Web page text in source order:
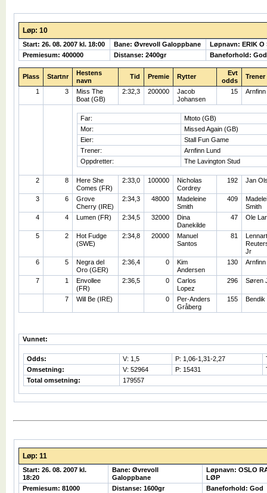
Løp: 10
Start: 26. 08. 2007 kl. 18:00 Bane: Øvrevoll Galoppbane
Løpnavn: ERIK O
Premiesum: 400000
Distanse: 2400gr Baneforhold: God
Plass Startnr
Hestens
navn
Tid Premie Rytter
Evt
odds
Trener
1 3
Miss The
Boat (GB)
2:32,3 200000
Jacob
Johansen
15 Arnfinn
Far:
Mtoto (GB)
Mor:
Missed Again (GB)
Eier:
Stall Fun Game
Trener:
Arnfinn Lund
Oppdretter:
The Lavington Stud
2 8
Here She
Comes (FR)
2:33,0 100000
Nicholas
Cordrey
192 Jan
3 6
Grove
Cherry (IRE)
2:34,3 48000
Madeleine
Smith
409
Smith
4
4 Lumen (FR) 2:34,5 32000
Dina
Danekilde
47 Ole
5 2
Hot Fudge
(SWE)
2:34,8 20000
Manuel
Santos
81
Lennart
Jr
6
5
Negra del
Oro (GER)
2:36,4 0
Kim
Andersen
130 Arnfinn
7 1
Envollee
(FR)
2:36,5 0
Carlos
Lopez
296 Søren
7 Will Be (IRE) 0
Per-Anders
Gråberg
155 Bendik
Vunnet:
Odds: V: 1,5 P: 1,06-1,31-2,27
Omsetning:
V: 52964 P: 15431
Total omsetning:
179557
Løp: 11
Start: 26. 08. 2007 kl.
18:20
Bane: Øvrevoll
Galoppbane
Løpnavn: OSLO
LØP
Premiesum: 81000
Distanse: 1600gr Baneforhold: God